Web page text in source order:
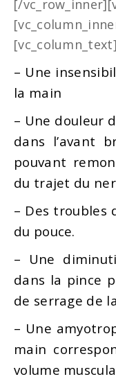
[/
[vc_column_text]
– Une
la main
– Une douleur
dans l’avant
pouvant
du trajet du
– Des troubles
du pouce.
– Une
dans la pince
de serrage de
– Une
main
volume